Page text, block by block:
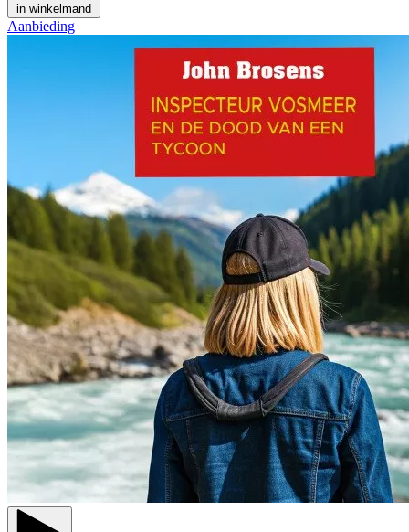
in winkelmand
Aanbieding